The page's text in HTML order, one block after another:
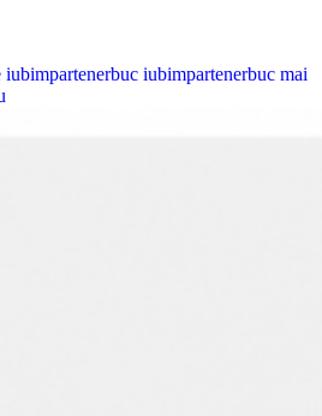
iubimpartenerbuc iubimpartenerbuc mai